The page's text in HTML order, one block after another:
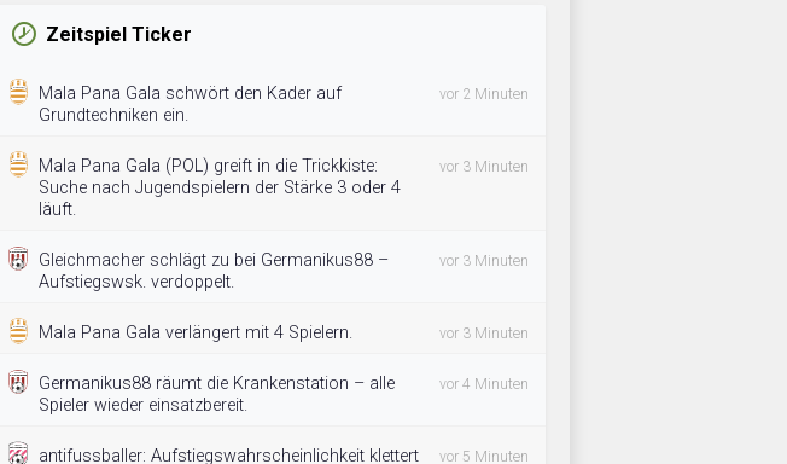
Zeitspiel Ticker
Mala Pana Gala schwört den Kader auf
Grundtechniken ein.
vor 2 Minuten
Mala Pana Gala (POL) greift in die Trickkiste:
Suche nach Jugendspielern der Stärke 3 oder 4
läuft.
vor 3 Minuten
Gleichmacher schlägt zu bei Germanikus88 –
Aufstiegswsk. verdoppelt.
vor 3 Minuten
Mala Pana Gala verlängert mit 4 Spielern. vor 3 Minuten
Germanikus88 räumt die Krankenstation – alle
Spieler wieder einsatzbereit.
vor 4 Minuten
antifussballer: Aufstiegswahrscheinlichkeit klettert
vor 5 Minuten